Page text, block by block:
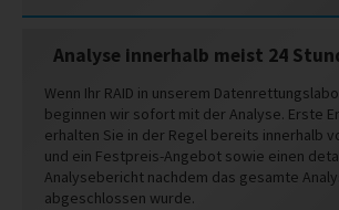
Analyse innerhalb meist 24
Wenn Ihr RAID in unserem
beginnen wir sofort mit der Analyse. Erste
erhalten Sie in der Regel bereits innerhalb
und ein Festpreis-Angebot sowie einen
Analysebericht nachdem das gesamte
abgeschlossen wurde.